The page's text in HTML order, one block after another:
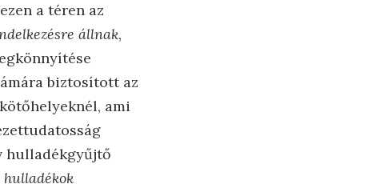
a téren az
állnak,
biztosított az
ami
hulladékgyűjtő